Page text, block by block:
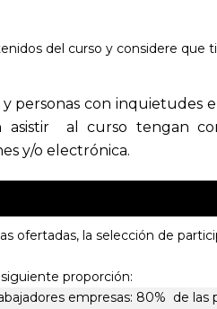
del curso y considere que
personas con inquietudes
al curso tengan
y/o electrónica.
ofertadas, la selección de
proporción:
empresas: 80% de las